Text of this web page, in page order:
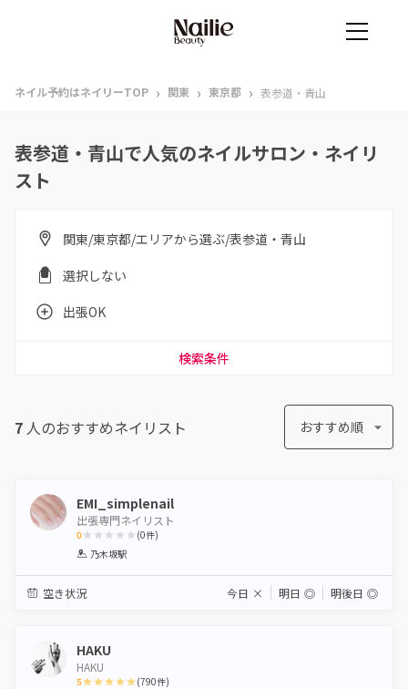
ネイル予約はネイリーTOP › 関東 › 東京都 › 表参道・青山
表参道・青山で人気のネイルサロン・ネイリ
スト
関東/東京都/エリアから選ぶ/表参道・青山
選択しない
出張OK
検索条件
7 人のおすすめネイリスト おすすめ順
EMI_simplenail
出張専門ネイリスト
0
1 2 3 4 5
(0件)
乃木坂駅
空き状況 今日 × 明日 ◎ 明後日 ◎
HAKU
HAKU
5 (790件)